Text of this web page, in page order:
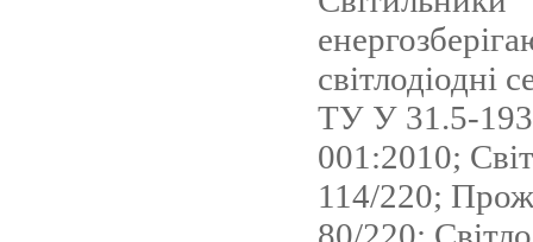
світлодіодні
ТУ У 31.5-
001:2010;
114/220;